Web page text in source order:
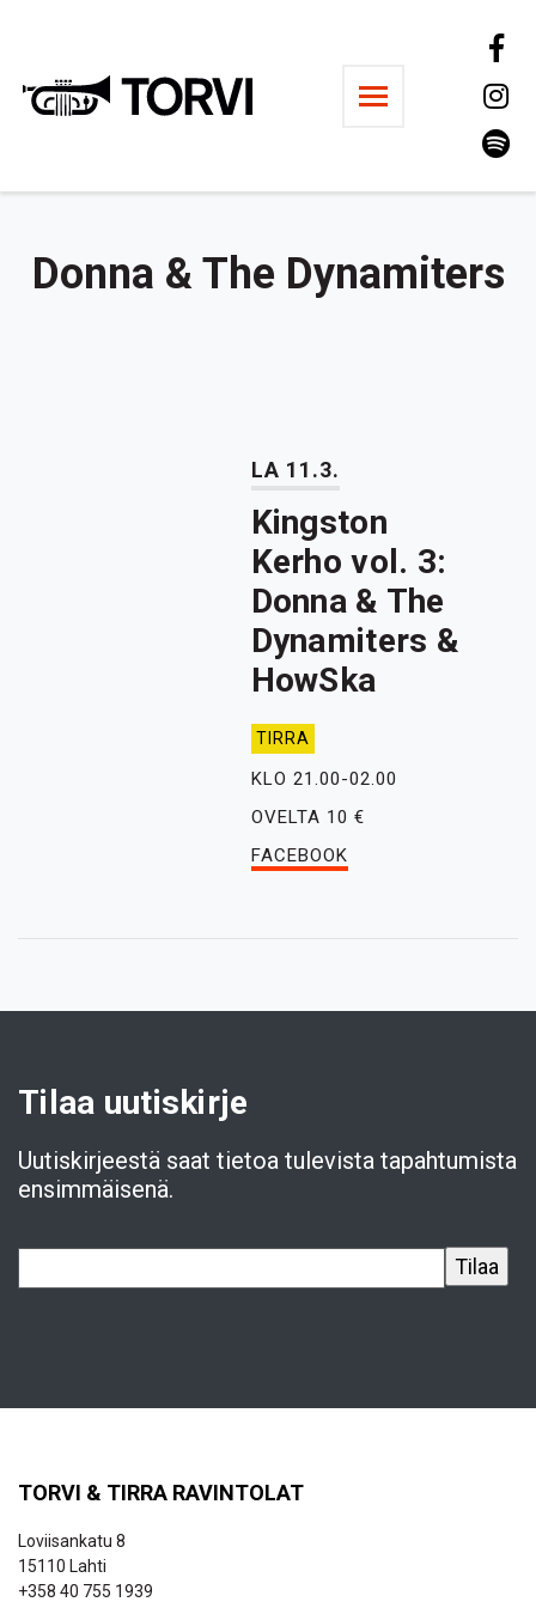
Ravintola Torvi
Donna & The Dynamiters
LA 11.3.
Kingston
Kerho vol. 3:
Donna & The
Dynamiters &
HowSka
TIRRA
KLO 21.00-02.00
OVELTA 10 €
FACEBOOK
Tilaa uutiskirje
Uutiskirjeestä saat tietoa tulevista tapahtumista
ensimmäisenä.
TORVI & TIRRA RAVINTOLAT
Loviisankatu 8
15110 Lahti
+358 40 755 1939